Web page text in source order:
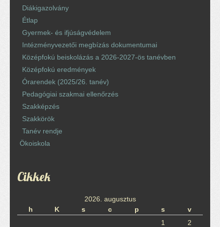
Diákigazolvány
Étlap
Gyermek- és ifjúságvédelem
Intézményvezetői megbízás dokumentumai
Középfokú beiskolázás a 2026-2027-ös tanévben
Középfokú eredmények
Órarendek (2025/26. tanév)
Pedagógiai szakmai ellenőrzés
Szakképzés
Szakkörök
Tanév rendje
Ökoiskola
Cikkek
2026. augusztus
h
K s c p s
v
1
2